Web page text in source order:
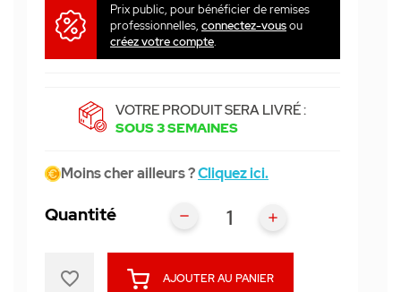
Prix public, pour bénéficier de remises
professionnelles, connectez-vousou
créez votre compte.
VOTRE PRODUIT SERA LIVRÉ :
SOUS 3 SEMAINES
Moins cher ailleurs ?Cliquez ici.
Quantité
AJOUTER AU PANIER
favorite_border